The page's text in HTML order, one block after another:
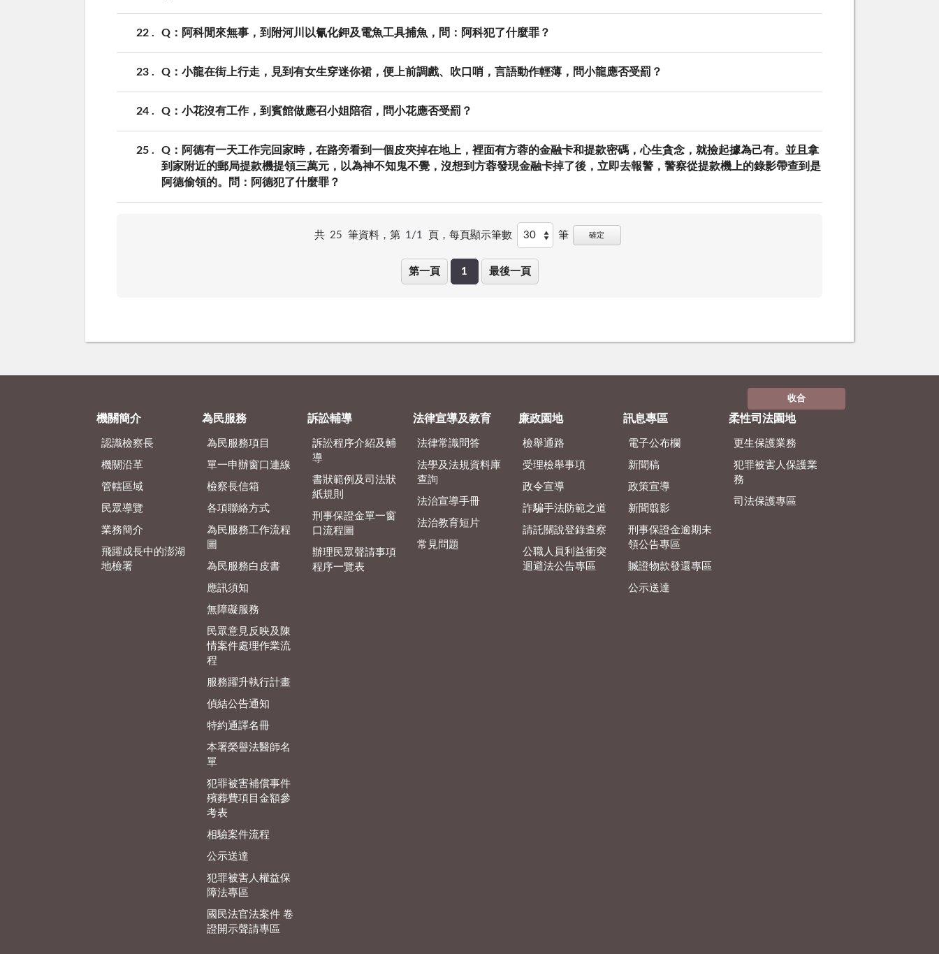
22 Q：阿科閒來無事，到附河川以氰化鉀及電魚工具捕魚，問：阿科犯了什麼罪？
23 Q：小龍在街上行走，見到有女生穿迷你裙，便上前調戲、吹口哨，言語動作輕薄，問小龍應否受罰？
24 Q：小花沒有工作，到賓館做應召小姐陪宿，問小花應否受罰？
25
Q：阿德有一天工作完回家時，在路旁看到一個皮夾掉在地上，裡面有方蓉的金融卡和提款密碼，心生貪念，就撿起據為己有。並且拿
到家附近的郵局提款機提領三萬元，以為神不知鬼不覺，沒想到方蓉發現金融卡掉了後，立即去報警，警察從提款機上的錄影帶查到是
阿德偷領的。問：阿德犯了什麼罪？
共 25 筆資料，第 1/1 頁， 每頁顯示筆數 筆 確定
第一頁 1 最後一頁
收合
機關簡介
認識檢察長
機關沿革
管轄區域
民眾導覽
業務簡介
飛躍成長中的澎湖
地檢署
為民服務
為民服務項目
單一申辦窗口連線
檢察長信箱
各項聯絡方式
為民服務工作流程
圖
為民服務白皮書
應訊須知
無障礙服務
民眾意見反映及陳
情案件處理作業流
程
服務躍升執行計畫
偵結公告通知
特約通譯名冊
本署榮譽法醫師名
單
犯罪被害補償事件
殯葬費項目金額參
考表
相驗案件流程
公示送達
犯罪被害人權益保
障法專區
國民法官法案件 卷
證開示聲請專區
訴訟輔導
訴訟程序介紹及輔
導
書狀範例及司法狀
紙規則
刑事保證金單一窗
口流程圖
辦理民眾聲請事項
程序一覽表
法律宣導及教育
法律常識問答
法學及法規資料庫
查詢
法治宣導手冊
法治教育短片
常見問題
廉政園地
檢舉通路
受理檢舉事項
政令宣導
詐騙手法防範之道
請託關說登錄查察
公職人員利益衝突
迴避法公告專區
訊息專區
電子公布欄
新聞稿
政策宣導
新聞翦影
刑事保證金逾期未
領公告專區
贓證物款發還專區
公示送達
柔性司法園地
更生保護業務
犯罪被害人保護業
務
司法保護專區